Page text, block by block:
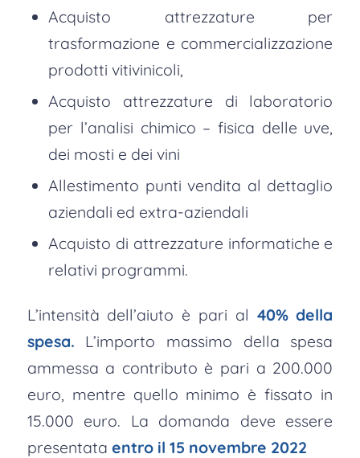
Acquisto attrezzature per
trasformazione e commercializzazione
prodotti vitivinicoli,
Acquisto attrezzature di laboratorio
per l’analisi chimico – fisica delle uve,
dei mosti e dei vini
Allestimento punti vendita al dettaglio
aziendali ed extra-aziendali
Acquisto di attrezzature informatiche e
relativi programmi.
L’intensità dell’aiuto è pari al 40% della
spesa. L’importo massimo della spesa
ammessa a contributo è pari a 200.000
euro, mentre quello minimo è fissato in
15.000 euro. La domanda deve essere
presentata entro il 15 novembre 2022